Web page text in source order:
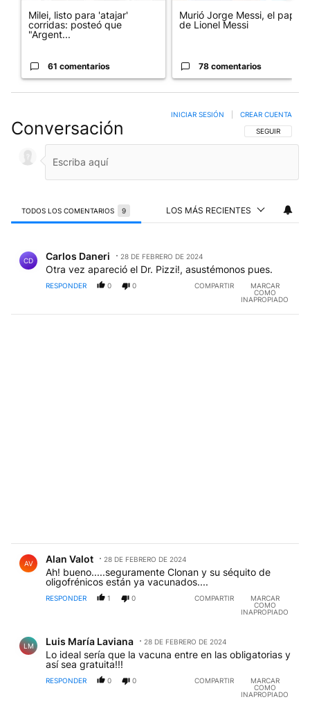
Milei, listo para 'atajar'
corridas: posteó que
"Argent...
61 comentarios
Murió Jorge Messi, el papá
de Lionel Messi
78 comentarios
Conversación SIGA ESTA
SEGUIR
INICIAR SESIÓN CREAR CUENTA
TODOS LOS COMENTARIOS 9 LOS MÁS RECIENTES
CD Carlos Daneri 28 DE FEBRERO DE 2024
Otra vez apareció el Dr. Pizzi!, asustémonos pues.
RESPONDER 0 0 COMPARTIR
MARCAR
COMO
INAPROPIADO
AV Alan Valot 28 DE FEBRERO DE 2024
Ah! bueno.....seguramente Clonan y su séquito de
oligofrénicos están ya vacunados....
RESPONDER 1 0 COMPARTIR
MARCAR
COMO
INAPROPIADO
LM Luis María Laviana 28 DE FEBRERO DE 2024
Lo ideal sería que la vacuna entre en las obligatorias y
así sea gratuita!!!
RESPONDER 0 0 COMPARTIR
MARCAR
COMO
INAPROPIADO